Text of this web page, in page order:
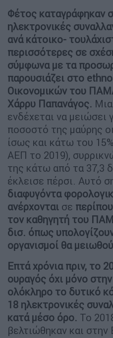
Φέτος καταγράφηκαν
ηλεκτρονικές
ανά κάτοικο-
περισσότερες σε
σύμφωνα με τα
παρουσιάζει στο
Οικονομικών του
Χάρρυ Παπανάγος.
ενδέχεται να
ποσοστό της μαύρης
ίσως και κάτω του
ΑΕΠ το 2019),
της κάτω από τα 37,3
έκλεισε πέρσι. Αυτό
διαφυγόντα
ανέρχονται σε
τον καθηγητή του
δισ. όπως
οργανισμοί θα
Επτά χρόνια πριν, το
ουραγός όχι μόνο
ολόκληρο το δυτικό
18 ηλεκτρονικές
κατά μέσο όρο. Το
βελτιώθηκαν και